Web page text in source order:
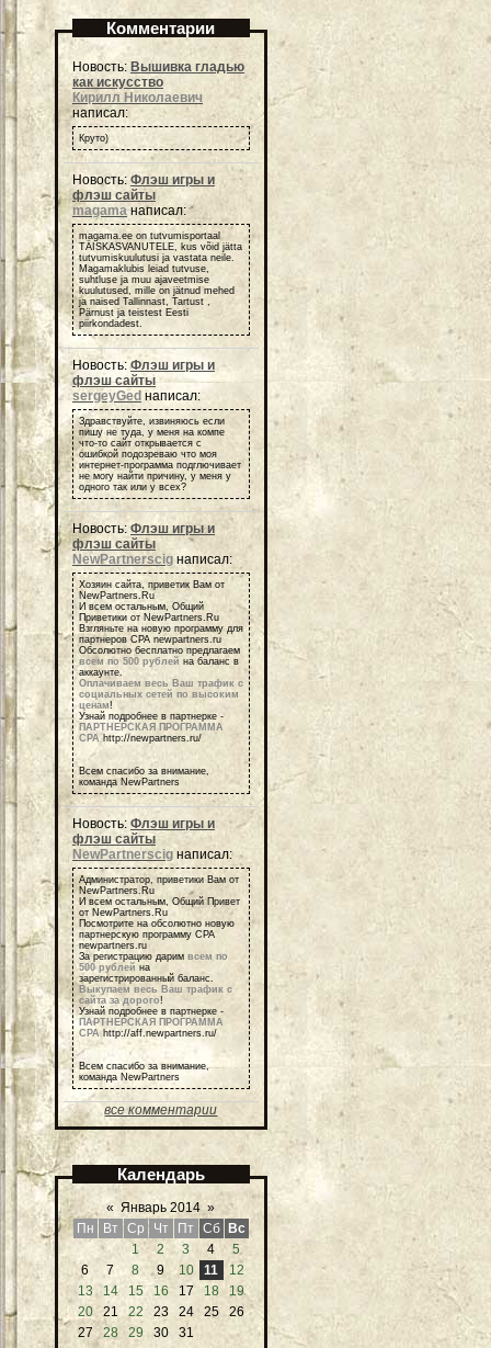
Комментарии
Новость: Вышивка гладью
как искусство
Кирилл Николаевич
написал:
Круто)
Новость: Флэш игры и
флэш сайты
magamaнаписал:
magama.ee on tutvumisportaal
TÄISKASVANUTELE, kus võid jätta
tutvumiskuulutusi ja vastata neile.
Magamaklubis leiad tutvuse,
suhtluse ja muu ajaveetmise
kuulutused, mille on jätnud mehed
ja naised Tallinnast, Tartust ,
Pärnust ja teistest Eesti
piirkondadest.
Новость:Флэш игры и
флэш сайты
sergeyGed написал:
Здравствуйте, извиняюсь если
пишу не туда, у меня на компе
что-то сайт открывается с
ошибкой подозреваю что моя
интернет-программа подглючивает
не могу найти причину, у меня у
одного так или у всех?
Новость:Флэш игры и
флэш сайты
NewPartnerscigнаписал:
Хозяин сайта, приветик Вам от
NewPartners.Ru
И всем остальным, Общий
Приветики от NewPartners.Ru
Взгляньте на новую программу для
партнеров СРА newpartners.ru
Обсолютно бесплатно предлагаем
всем по 500 рублей на баланс в
аккаунте.
Оплачиваем весь Ваш трафик с
социальных сетей по высоким
ценам!
Узнай подробнее в партнерке -
ПАРТНЕРСКАЯ ПРОГРАММА
СРА http://newpartners.ru/
Всем спасибо за внимание,
команда NewPartners
Новость: Флэш игры и
флэш сайты
NewPartnerscig написал:
Администратор, приветики Вам от
NewPartners.Ru
И всем остальным, Общий Привет
от NewPartners.Ru
Посмотрите на обсолютно новую
партнерскую программу СРА
newpartners.ru
За регистрацию дарим всем по
500 рублей на
зарегистрированный баланс.
Выкупаем весь Ваш трафик с
сайта за дорого!
Узнай подробнее в партнерке -
ПАРТНЕРСКАЯ ПРОГРАММА
СРА http://aff.newpartners.ru/
Всем спасибо за внимание,
команда NewPartners
все комментарии
Календарь
« Январь 2014 »
Пн
Вт Ср Чт Пт Сб
Вс
1
2 3 4
5
6
7 8 9 10 11
12
13
14 15 16 17 18
19
20
21 22 23 24 25
26
27
28 29 30 31